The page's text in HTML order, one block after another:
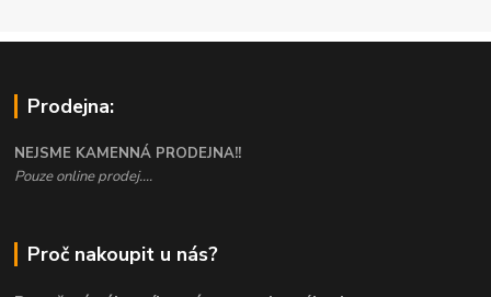
Prodejna:
NEJSME KAMENNÁ PRODEJNA!!
Pouze online prodej....
Proč nakoupit u nás?